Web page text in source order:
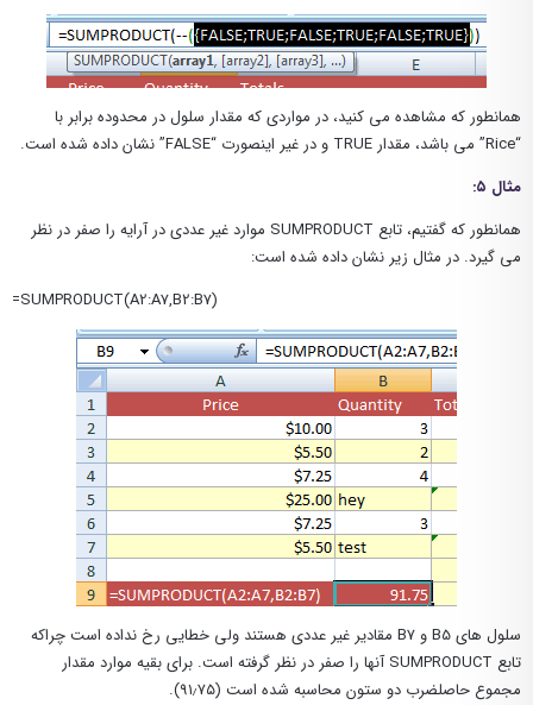
همانطور که مشاهده می کنید، در مواردی که مقدار سلول در محدوده برابر با
“Rice” می باشد، مقدار TRUE و در غیر اینصورت “FALSE” نشان داده شده است.
مثال ۵:
همانطور که گفتیم، تابع SUMPRODUCT موارد غیر عددی در آرایه را صفر در نظر
می گیرد. در مثال زیر نشان داده شده است:
=SUMPRODUCT(A2:A7,B2:B7)
سلول های B5 و B7 مقادیر غیر عددی هستند ولی خطایی رخ نداده است چراکه
تابع SUMPRODUCT آنها را صفر در نظر گرفته است. برای بقیه موارد مقدار
مجموع حاصلضرب دو ستون محاسبه شده است (۹۱٫۷۵).